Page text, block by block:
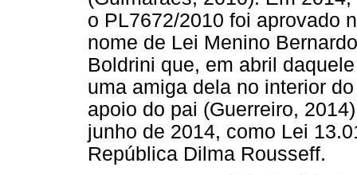
o PL7672/2010 foi aprovado
nome de Lei Menino
Boldrini que, em abril
uma amiga dela no interior
apoio do pai (Guerreiro,
junho de 2014, como Lei
República Dilma Rousseff.